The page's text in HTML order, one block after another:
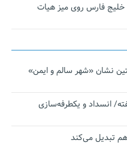
خلیج فارس روی میز هیات
نشان «شهر سالم و ایمن»
انسداد و یکطرفه‌سازی
تبدیل می‌کند